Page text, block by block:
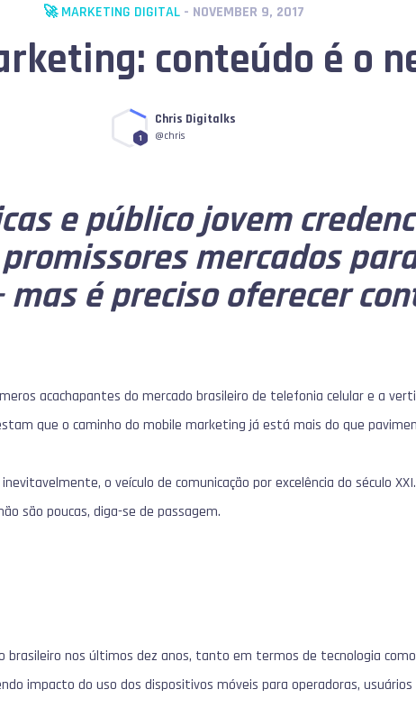
🚀 MARKETING DIGITAL - NOVEMBER 9, 2017
conteúdo é o
1
Chris Digitalks
@chris
e público jovem
mercados
é preciso oferecer
acachapantes do mercado brasileiro de telefonia celular e a
que o caminho do mobile marketing já está mais do que
o veículo de comunicação por excelência do século
são poucas, diga-se de passagem.
brasileiro nos últimos dez anos, tanto em termos de tecnologia
impacto do uso dos dispositivos móveis para operadoras, usuários